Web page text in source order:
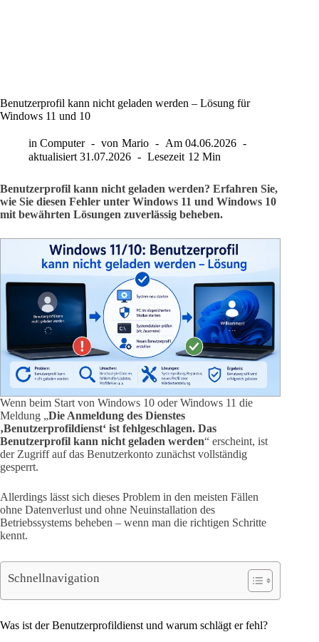
Benutzerprofil kann nicht geladen werden – Lösung für
Windows 11 und 10
in Computer von Mario Am 04.06.2026
aktualisiert 31.07.2026 Lesezeit 12 Min
Benutzerprofil kann nicht geladen werden? Erfahren Sie,
wie Sie diesen Fehler unter Windows 11 und Windows 10
mit bewährten Lösungen zuverlässig beheben.
Wenn beim Start von Windows 10 oder Windows 11 die
Meldung „Die Anmeldung des Dienstes
‚Benutzerprofildienst‘ ist fehlgeschlagen. Das
Benutzerprofil kann nicht geladen werden“ erscheint, ist
der Zugriff auf das Benutzerkonto zunächst vollständig
gesperrt.
Allerdings lässt sich dieses Problem in den meisten Fällen
ohne Datenverlust und ohne Neuinstallation des
Betriebssystems beheben – wenn man die richtigen Schritte
kennt.
Schnellnavigation
Was ist der Benutzerprofildienst und warum schlägt er fehl?